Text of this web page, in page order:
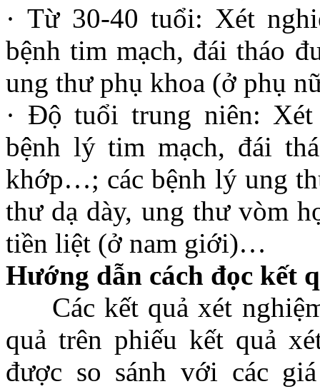
· Từ 30-40 tuổi: Xét
bệnh tim mạch, đái tháo
ung thư phụ khoa (ở phụ
· Độ tuổi trung niên: Xét
bệnh lý tim mạch, đái
khớp…; các bệnh lý ung
thư dạ dày, ung thư vòm
tiền liệt (ở nam giới)…
Hướng dẫn cách đọc kết
Các kết quả xét
quả trên phiếu kết quả
được so sánh với các